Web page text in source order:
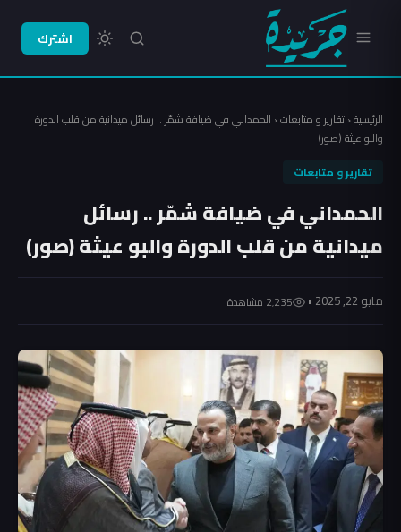
اشترك
الرئيسية‹تقارير و متابعات‹ الحمداني في ضيافة شمّر .. رسائل ميدانية من قلب الدورة
والبو عيثة (صور)
تقارير و متابعات
الحمداني في ضيافة شمّر .. رسائل
ميدانية من قلب الدورة والبو عيثة (صور)
مايو 22, 2025 • 2٬235 مشاهدة